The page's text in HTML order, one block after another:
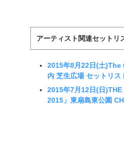
アーティスト関連セットリ
2015年8月22日(土)The
内 芝生広場 セットリス
2015年7月12日(日
2015」東扇島東公園